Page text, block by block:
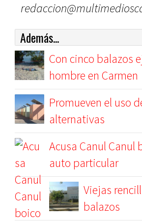
Además...
Con cinco balazos
hombre en Carmen
Promueven el uso
alternativas
Acusa Canul Canul
auto particular
Viejas
balazos